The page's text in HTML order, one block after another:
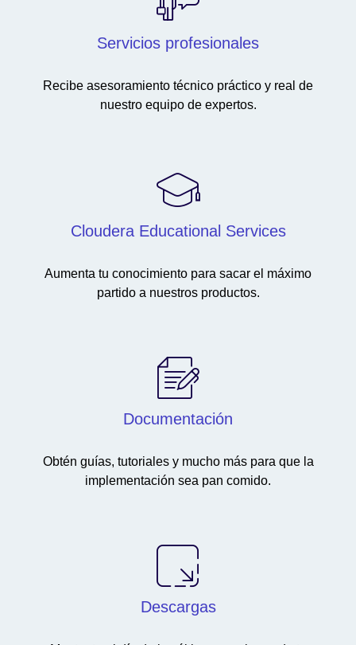
Servicios profesionales
Recibe asesoramiento técnico práctico y real de
nuestro equipo de expertos.
Cloudera Educational Services
Aumenta tu conocimiento para sacar el máximo
partido a nuestros productos.
Documentación
Obtén guías, tutoriales y mucho más para que la
implementación sea pan comido.
Descargas